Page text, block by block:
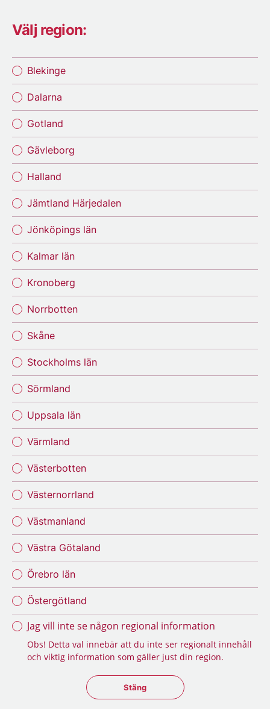
Välj region:
Blekinge
Dalarna
Gotland
Gävleborg
Halland
Jämtland Härjedalen
Jönköpings län
Kalmar län
Kronoberg
Norrbotten
Skåne
Stockholms län
Sörmland
Uppsala län
Värmland
Västerbotten
Västernorrland
Västmanland
Västra Götaland
Örebro län
Östergötland
Jag vill inte se någon regional information
Obs! Detta val innebär att du inte ser regionalt innehåll
och viktig information som gäller just din region.
Stäng regionsväljaren
Stäng